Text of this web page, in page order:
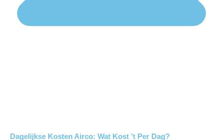
Dagelijkse Kosten Airco: Wat Kost 't Per Dag?